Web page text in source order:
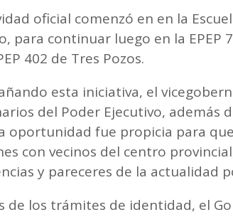
oficial comenzó en en la
para continuar luego en la EPEP
402 de Tres Pozos.
esta iniciativa, el
del Poder Ejecutivo, además
oportunidad fue propicia para
con vecinos del centro
y pareceres de la actualidad
de los trámites de identidad, el